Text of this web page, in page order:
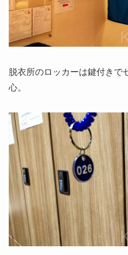
脱衣所のロッカーは鍵付きで
心。